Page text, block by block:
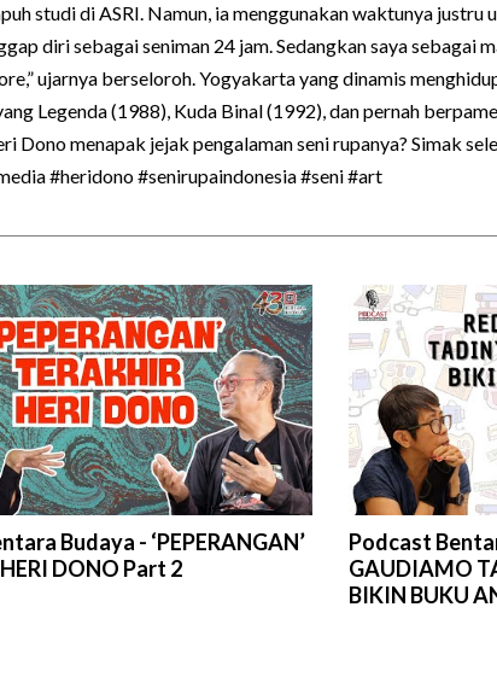
studi di ASRI. Namun, ia menggunakan waktunya
diri sebagai seniman 24 jam. Sedangkan saya sebagai
ujarnya berseloroh. Yogyakarta yang dinamis
Legenda (1988), Kuda Binal (1992), dan pernah
Dono menapak jejak pengalaman seni rupanya? Simak
#heridono #senirupaindonesia #seni #art
Budaya - ‘PEPERANGAN’
DONO Part 2
Podcast
GAUDIAMO
BIKIN BUKU